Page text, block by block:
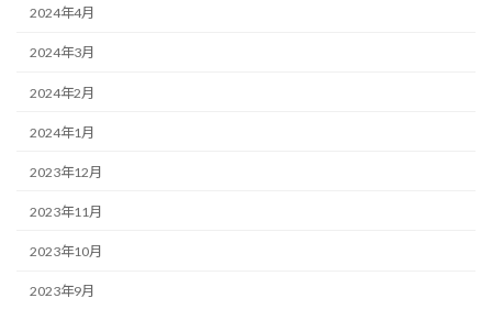
2024年4月
2024年3月
2024年2月
2024年1月
2023年12月
2023年11月
2023年10月
2023年9月